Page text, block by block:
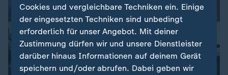
Cookies und vergleichbare Techniken ein. Einige
der eingesetzten Techniken sind unbedingt
erforderlich für unser Angebot. Mit deiner
Zustimmung dürfen wir und unsere Dienstleister
darüber hinaus Informationen auf deinem Gerät
speichern und/oder abrufen. Dabei geben wir